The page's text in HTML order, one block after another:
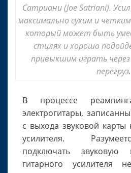
Сатриани (Joe Satriani).
максимально сухим и
который может быть
стилях и хорошо
привыкшим играть
перегруз.
В процессе
электрогитары,
с выхода звуковой карты
усилителя.
подключать
гитарного усилителя